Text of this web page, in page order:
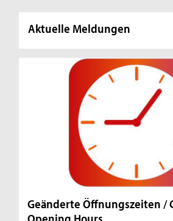
Aktuelle Meldungen
Geänderte Öffnungszeiten /